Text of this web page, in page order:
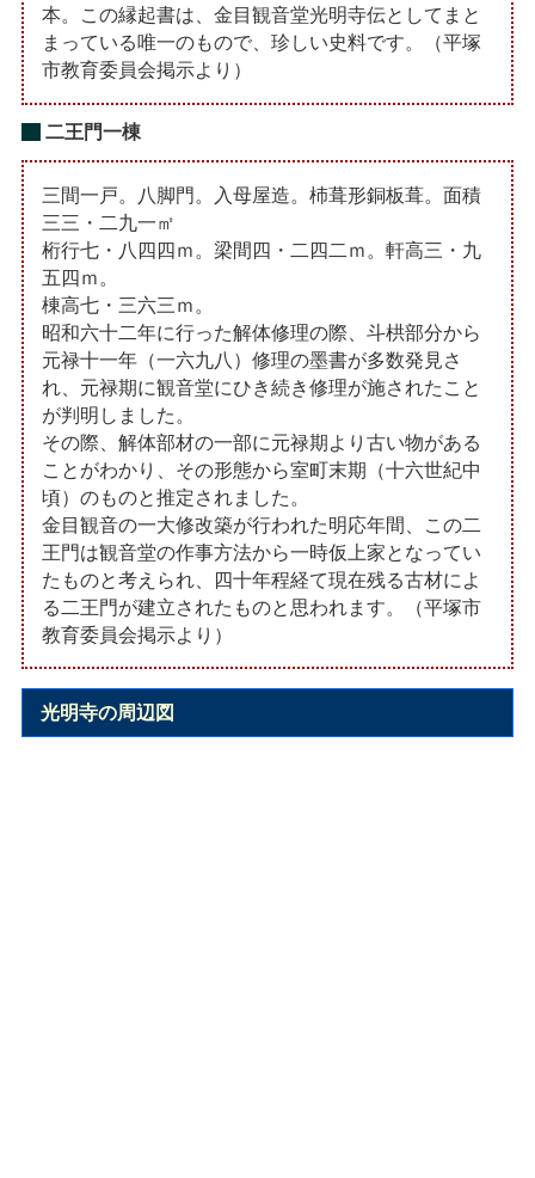
本。この縁起書は、金目観音堂光明寺伝としてまと
まっている唯一のもので、珍しい史料です。（平塚
市教育委員会掲示より）
二王門一棟
三間一戸。八脚門。入母屋造。杮葺形銅板葺。面積
三三・二九一㎡
桁行七・八四四ｍ。梁間四・二四二ｍ。軒高三・九
五四ｍ。
棟高七・三六三ｍ。
昭和六十二年に行った解体修理の際、斗栱部分から
元禄十一年（一六九八）修理の墨書が多数発見さ
れ、元禄期に観音堂にひき続き修理が施されたこと
が判明しました。
その際、解体部材の一部に元禄期より古い物がある
ことがわかり、その形態から室町末期（十六世紀中
頃）のものと推定されました。
金目観音の一大修改築が行われた明応年間、この二
王門は観音堂の作事方法から一時仮上家となってい
たものと考えられ、四十年程経て現在残る古材によ
る二王門が建立されたものと思われます。（平塚市
教育委員会掲示より）
光明寺の周辺図